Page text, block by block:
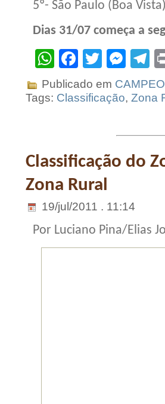
5º- São Paulo (Boa
Dias 31/07 começa a
WhatsApp
Facebook
Twitter
Publicado em
Tags: Classificação, Zona
Classificação do
Zona Rural
19/jul/2011 . 11:14
Por Luciano Pina/Elias